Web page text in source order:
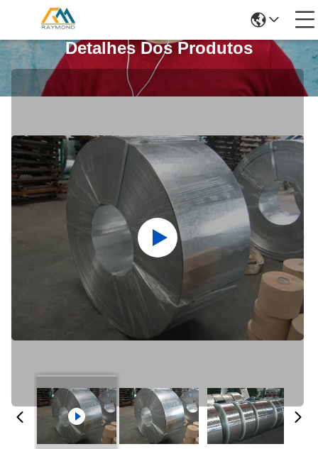
Detalhes Dos Produtos